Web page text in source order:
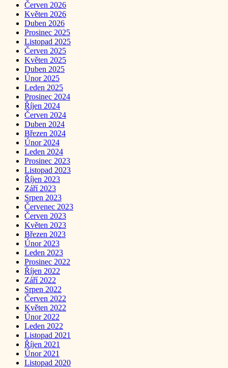
Červen 2026
Květen 2026
Duben 2026
Prosinec 2025
Listopad 2025
Červen 2025
Květen 2025
Duben 2025
Únor 2025
Leden 2025
Prosinec 2024
Říjen 2024
Červen 2024
Duben 2024
Březen 2024
Únor 2024
Leden 2024
Prosinec 2023
Listopad 2023
Říjen 2023
Září 2023
Srpen 2023
Červenec 2023
Červen 2023
Květen 2023
Březen 2023
Únor 2023
Leden 2023
Prosinec 2022
Říjen 2022
Září 2022
Srpen 2022
Červen 2022
Květen 2022
Únor 2022
Leden 2022
Listopad 2021
Říjen 2021
Únor 2021
Listopad 2020